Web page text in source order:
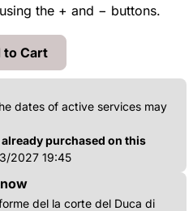
the + and − buttons.
dates of active services may
purchased on this
2027 19:45
del la corte del Duca di